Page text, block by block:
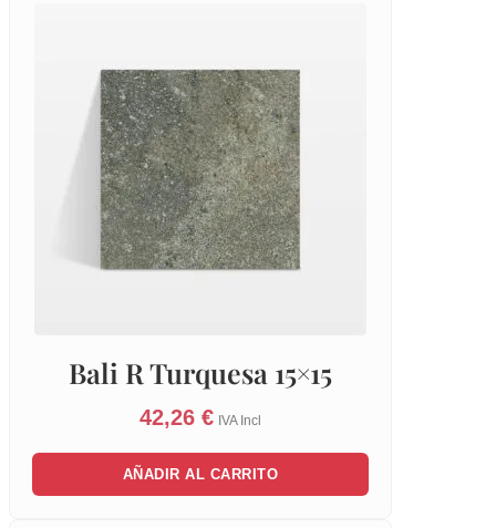
Bali R Turquesa 15×15
42,26 € IVA Incl
AÑADIR AL CARRITO